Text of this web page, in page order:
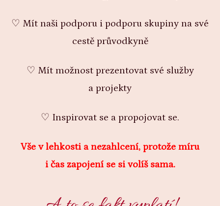
♡ Mít naši podporu i podporu skupiny na své
cestě průvodkyně
♡ Mít možnost prezentovat své služby
a projekty
♡ Inspirovat se a propojovat se.
Vše v lehkosti a nezahlcení, protože míru
i čas zapojení se si volíš sama.